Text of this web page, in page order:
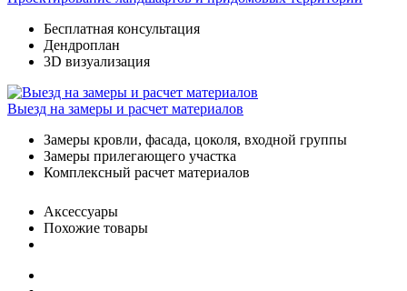
Бесплатная консультация
Дендроплан
3D визуализация
Выезд на замеры и расчет материалов
Замеры кровли, фасада, цоколя, входной группы
Замеры прилегающего участка
Комплексный расчет материалов
Аксессуары
Похожие товары